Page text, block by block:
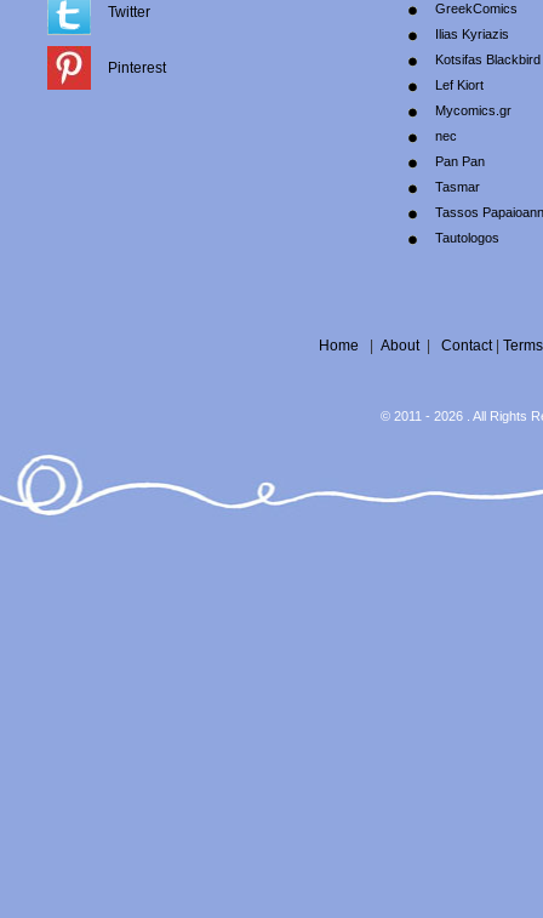
Twitter
Pinterest
GreekComics
Ilias Kyriazis
Kotsifas Blackbird
Lef Kiort
Mycomics.gr
nec
Pan Pan
Tasmar
Tassos
Tautologos
Home About| Contact| Terms
© 2011 - 2026 . All Rights